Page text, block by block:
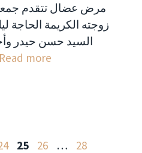
مرض عضال تتقدم
زوجته الكريمة الحاجة
السيد حسن حيدر
Read more
Page
25 Page
26 … Page
28